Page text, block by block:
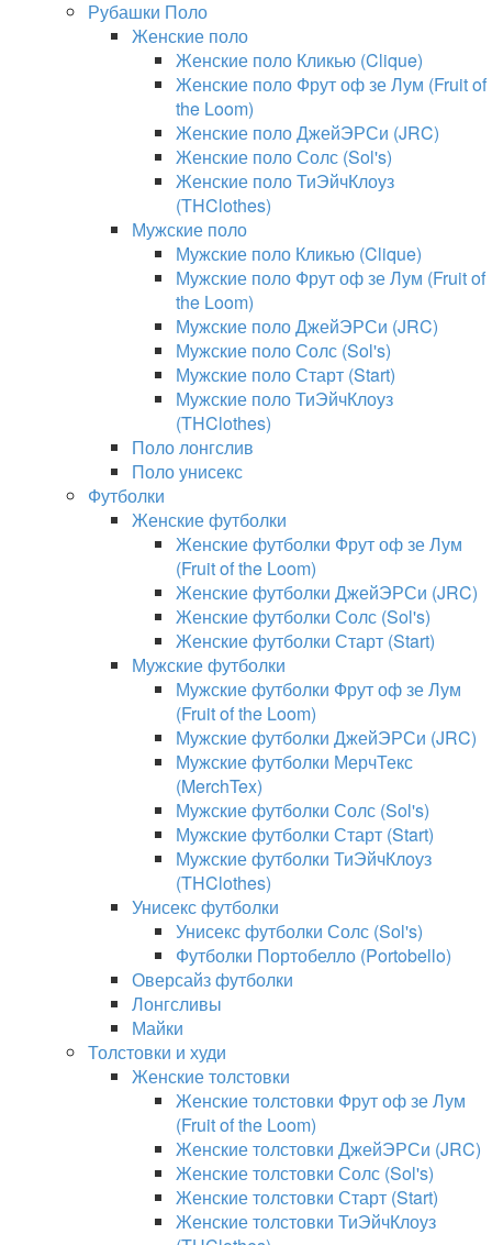
Рубашки Поло
Женские поло
Женские поло Кликью (Clique)
Женские поло Фрут оф зе Лум (Fruit of
the Loom)
Женские поло ДжейЭРСи (JRC)
Женские поло Солс (Sol's)
Женские поло ТиЭйчКлоуз
(THClothes)
Мужские поло
Мужские поло Кликью (Clique)
Мужские поло Фрут оф зе Лум (Fruit of
the Loom)
Мужские поло ДжейЭРСи (JRC)
Мужские поло Солс (Sol's)
Мужские поло Старт (Start)
Мужские поло ТиЭйчКлоуз
(THClothes)
Поло лонгслив
Поло унисекс
Футболки
Женские футболки
Женские футболки Фрут оф зе Лум
(Fruit of the Loom)
Женские футболки ДжейЭРСи (JRC)
Женские футболки Солс (Sol's)
Женские футболки Старт (Start)
Мужские футболки
Мужские футболки Фрут оф зе Лум
(Fruit of the Loom)
Мужские футболки ДжейЭРСи (JRC)
Мужские футболки МерчТекс
(MerchTex)
Мужские футболки Солс (Sol's)
Мужские футболки Старт (Start)
Мужские футболки ТиЭйчКлоуз
(THClothes)
Унисекс футболки
Унисекс футболки Солс (Sol's)
Футболки Портобелло (Portobello)
Оверсайз футболки
Лонгсливы
Майки
Толстовки и худи
Женские толстовки
Женские толстовки Фрут оф зе Лум
(Fruit of the Loom)
Женские толстовки ДжейЭРСи (JRC)
Женские толстовки Солс (Sol's)
Женские толстовки Старт (Start)
Женские толстовки ТиЭйчКлоуз